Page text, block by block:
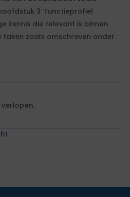
3 ‘Functieprofiel
kennis die relevant is binnen
taken zoals omschreven onder